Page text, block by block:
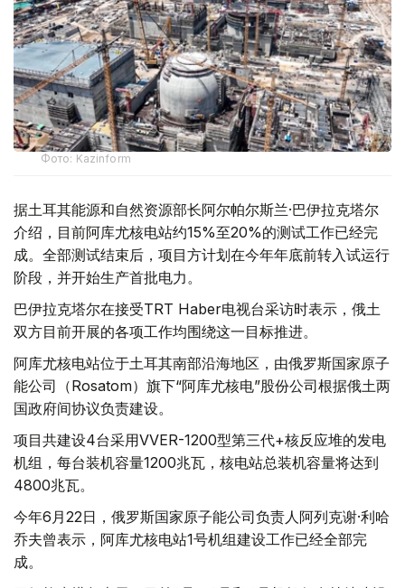
Фото: Kazinform
据土耳其能源和自然资源部长阿尔帕尔斯兰·巴伊拉克塔尔
介绍，目前阿库尤核电站约15%至20%的测试工作已经完
成。全部测试结束后，项目方计划在今年年底前转入试运行
阶段，并开始生产首批电力。
巴伊拉克塔尔在接受TRT Haber电视台采访时表示，俄土
双方目前开展的各项工作均围绕这一目标推进。
阿库尤核电站位于土耳其南部沿海地区，由俄罗斯国家原子
能公司（Rosatom）旗下“阿库尤核电”股份公司根据俄土两
国政府间协议负责建设。
项目共建设4台采用VVER-1200型第三代+核反应堆的发电
机组，每台装机容量1200兆瓦，核电站总装机容量将达到
4800兆瓦。
今年6月22日，俄罗斯国家原子能公司负责人阿列克谢·利哈
乔夫曾表示，阿库尤核电站1号机组建设工作已经全部完
成。